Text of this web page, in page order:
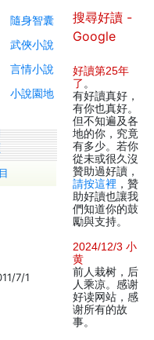
隨身智囊
武俠小說
言情小說
小說園地
7/1
搜尋好讀 -
Google
好讀第25年
了 。
有好讀真好，
有你也真好。
但不知遍及各
地的你，究竟
有多少。若你
從未或很久沒
贊助過好讀，
請按這裡 ，贊
助好讀也讓我
們知道你的鼓
勵與支持。
2024/12/3 小
黄
前人栽树，后
人乘凉。感谢
好读网站，感
谢所有的故
事。